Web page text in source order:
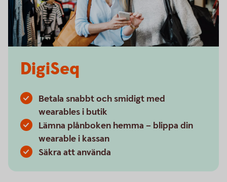
DigiSeq
Betala snabbt och smidigt med
wearables i butik
Lämna plånboken hemma – blippa din
wearable i kassan
Säkra att använda